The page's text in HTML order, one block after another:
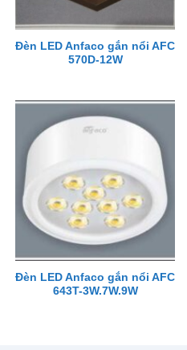
Đèn LED Anfaco gắn nổi AFC
570D-12W
Đèn LED Anfaco gắn nổi AFC
643T-3W.7W.9W